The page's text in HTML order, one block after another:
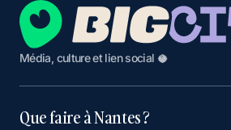
Média, culture et lien social 🥥
Que faire à Nantes ?